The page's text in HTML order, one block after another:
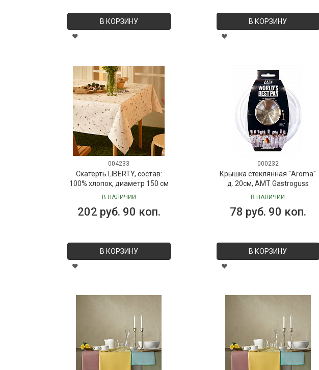
В КОРЗИНУ В КОРЗИНУ
004233
Скатерть LIBERTY, состав:
100% хлопок, диаметр 150 см
В НАЛИЧИИ
202 руб. 90 коп.
В КОРЗИНУ
000232
Крышка стеклянная "Aroma"
д. 20см, AMT Gastroguss
В НАЛИЧИИ
78 руб. 90 коп.
В КОРЗИНУ